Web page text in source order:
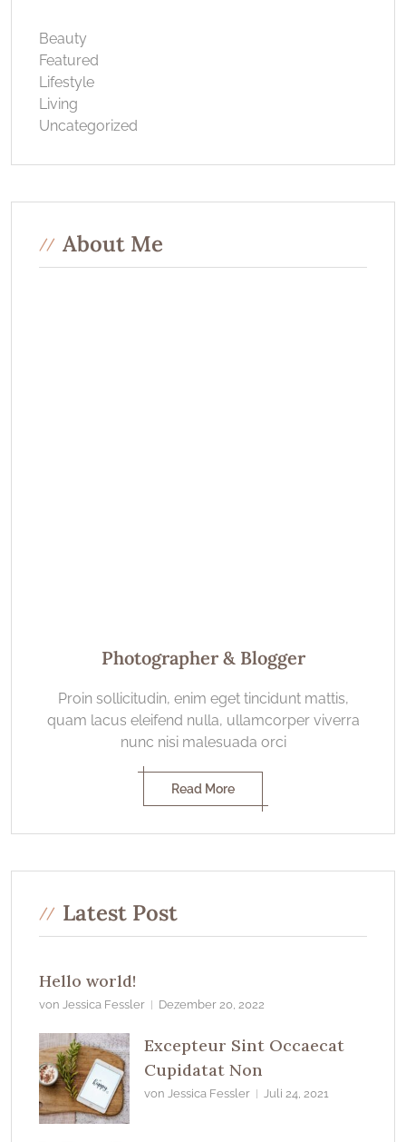
Beauty
Featured
Lifestyle
Living
Uncategorized
About Me
Photographer & Blogger
Proin sollicitudin, enim eget tincidunt mattis,
quam lacus eleifend nulla, ullamcorper viverra
nunc nisi malesuada orci
Read More
Latest Post
Hello world!
von Jessica Fessler Dezember 20, 2022
Excepteur Sint Occaecat
Cupidatat Non
von Jessica Fessler Juli 24, 2021